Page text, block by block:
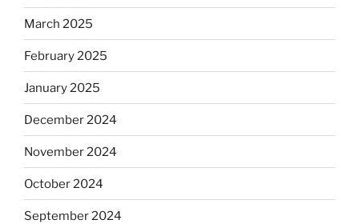
March 2025
February 2025
January 2025
December 2024
November 2024
October 2024
September 2024